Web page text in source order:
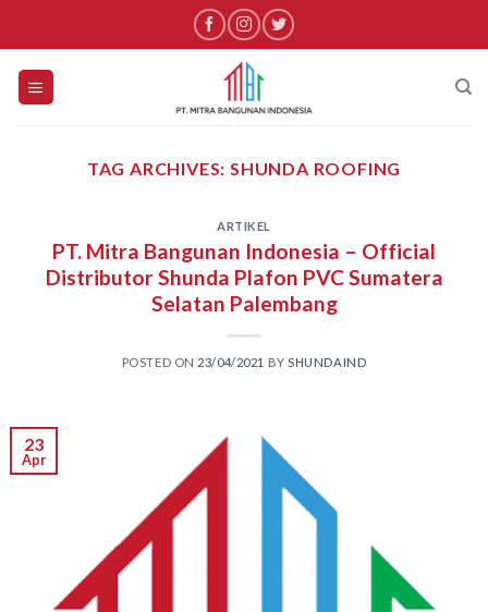
content
TAG ARCHIVES: SHUNDA ROOFING
ARTIKEL
PT. Mitra Bangunan Indonesia – Official
Distributor Shunda Plafon PVC Sumatera
Selatan Palembang
POSTED ON 23/04/2021 BY SHUNDAIND
23
Apr